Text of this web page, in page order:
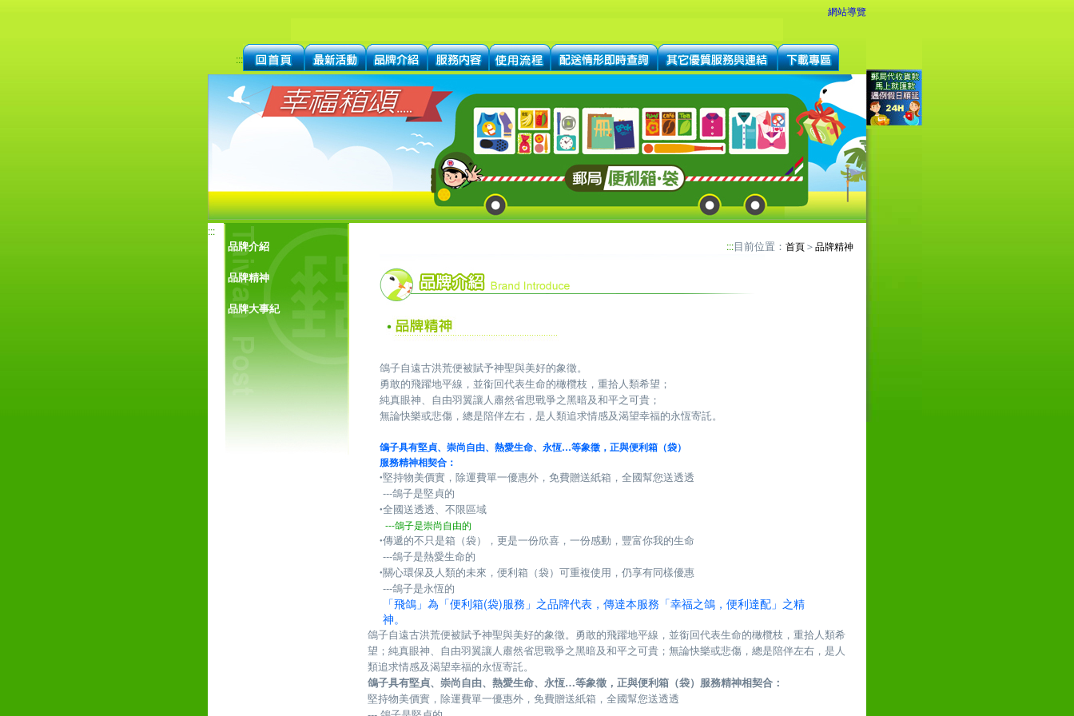
網站導覽
:::
:::
品牌介紹
品牌精神
品牌大事紀
:::目前位置： 首頁＞品牌精神
鴿子自遠古洪荒便被賦予神聖與美好的象徵。
勇敢的飛躍地平線，並銜回代表生命的橄欖枝，重拾人類希望；
純真眼神、自由羽翼讓人肅然省思戰爭之黑暗及和平之可貴；
無論快樂或悲傷，總是陪伴左右，是人類追求情感及渴望幸福的永恆寄託。
鴿子具有堅貞、崇尚自由、熱愛生命、永恆…等象徵，正與便利箱（袋）
服務精神相契合：
●堅持物美價實，除運費單一優惠外，免費贈送紙箱，全國幫您送透透
---鴿子是堅貞的
●全國送透透、不限區域
---鴿子是崇尚自由的
●傳遞的不只是箱（袋），更是一份欣喜，一份感動，豐富你我的生命
---鴿子是熱愛生命的
●關心環保及人類的未來，便利箱（袋）可重複使用，仍享有同樣優惠
---鴿子是永恆的
「飛鴿」為「便利箱(袋)服務」之品牌代表，傳達本服務「幸福之鴿，便利達配」之精
神。
鴿子自遠古洪荒便被賦予神聖與美好的象徵。勇敢的飛躍地平線，並銜回代表生命的橄欖枝，重拾人類希
望；純真眼神、自由羽翼讓人肅然省思戰爭之黑暗及和平之可貴；無論快樂或悲傷，總是陪伴左右，是人
類追求情感及渴望幸福的永恆寄託。
鴿子具有堅貞、崇尚自由、熱愛生命、永恆…等象徵，正與便利箱（袋）服務精神相契合：
堅持物美價實，除運費單一優惠外，免費贈送紙箱，全國幫您送透透